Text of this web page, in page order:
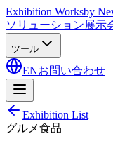
Exhibition Worksby
ソリューション展示
ツール
ENお問い合わせ
Exhibition List
グルメ食品